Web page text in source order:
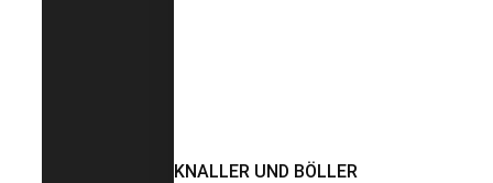
KNALLER UND BÖLLER